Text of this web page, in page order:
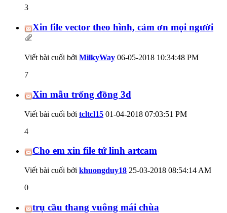
3
Xin file vector theo hình, cảm ơn mọi người
Viết bài cuối bởi MilkyWay 06-05-2018 10:34:48 PM
7
Xin mẫu trống đồng 3d
Viết bài cuối bởi tcltcl15 01-04-2018 07:03:51 PM
4
Cho em xin file tứ linh artcam
Viết bài cuối bởi khuongduy18 25-03-2018 08:54:14 AM
0
trụ cầu thang vuông mái chùa